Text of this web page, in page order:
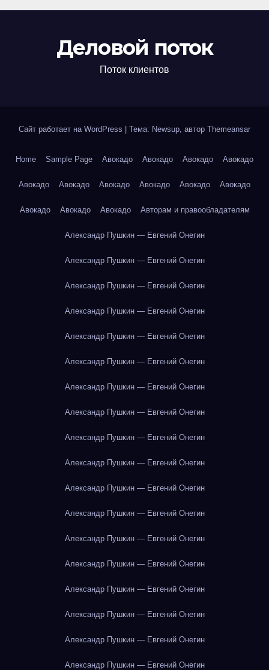
Деловой поток
Поток клиентов
Сайт работает на WordPress Тема: Newsup, автор Themeansar
Home Sample Page Авокадо Авокадо Авокадо Авокадо
Авокадо Авокадо Авокадо Авокадо Авокадо Авокадо
Авокадо Авокадо Авокадо Авторам и правообладателям
Александр Пушкин — Евгений Онегин
Александр Пушкин — Евгений Онегин
Александр Пушкин — Евгений Онегин
Александр Пушкин — Евгений Онегин
Александр Пушкин — Евгений Онегин
Александр Пушкин — Евгений Онегин
Александр Пушкин — Евгений Онегин
Александр Пушкин — Евгений Онегин
Александр Пушкин — Евгений Онегин
Александр Пушкин — Евгений Онегин
Александр Пушкин — Евгений Онегин
Александр Пушкин — Евгений Онегин
Александр Пушкин — Евгений Онегин
Александр Пушкин — Евгений Онегин
Александр Пушкин — Евгений Онегин
Александр Пушкин — Евгений Онегин
Александр Пушкин — Евгений Онегин
Александр Пушкин — Евгений Онегин